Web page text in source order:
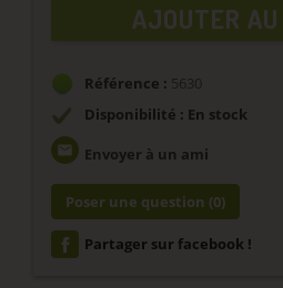
AJOUTER AU
Référence : 5630
Disponibilité : En stock
email Envoyer à un ami
Poser une question (0)
Partager sur facebook !